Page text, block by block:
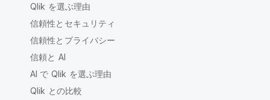
Qlik を選ぶ理由
信頼性とセキュリティ
信頼性とプライバシー
信頼と AI
AI で Qlik を選ぶ理由
Qlik との比較